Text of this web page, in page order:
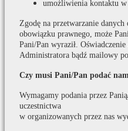
umożliwienia kontaktu w
Zgodę na przetwarzanie
obowiązku prawnego, może
Pani/Pan wyraził.
Administratora bądź mailowy
Czy musi Pani/Pan podać
Wymagamy podania przez
uczestnictwa
w organizowanych przez nas